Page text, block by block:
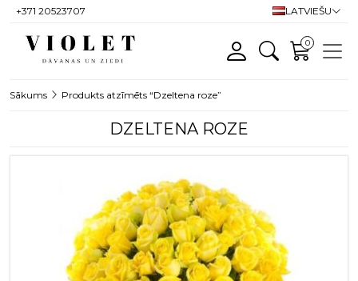
+371 20523707 LATVIEŠU
0
Sākums Produkts atzīmēts “Dzeltena roze”
DZELTENA ROZE